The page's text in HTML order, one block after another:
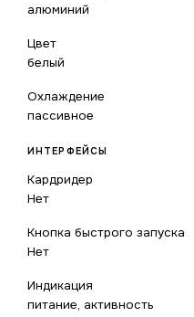
алюминий
Цвет
белый
Охлаждение
пассивное
ИНТЕРФЕЙСЫ
Кардридер
Нет
Кнопка быстрого запуска
Нет
Индикация
питание, активность